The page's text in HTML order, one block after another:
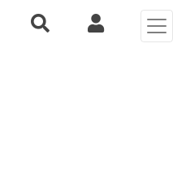
contacter
Recherche rapide
Mi